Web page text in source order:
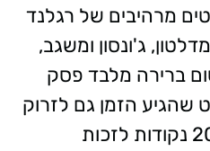
מרהיבים של רגלנד
ג'ונסון ומשגב,
ברירה מלבד פסק
שהגיע הזמן גם לזרוק
לסל, ההפרש נסק ל-20 נקודות לזכות